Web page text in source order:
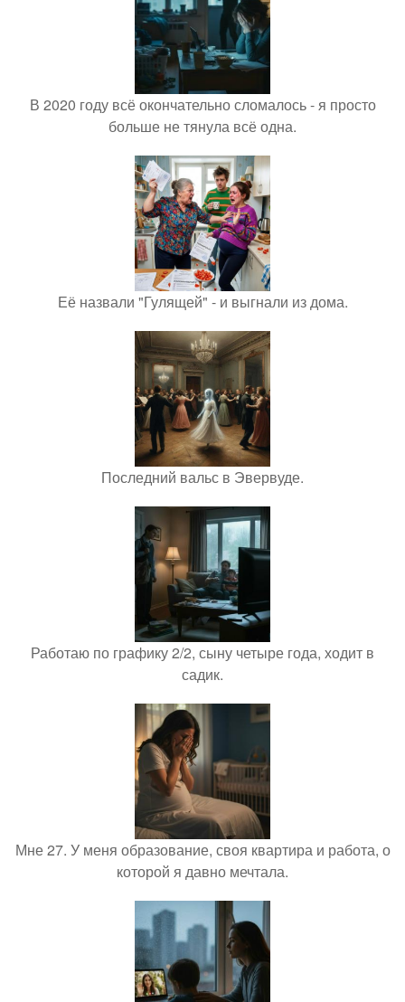
В 2020 году всё окончательно сломалось - я просто
больше не тянула всё одна.
Её назвали "Гулящей" - и выгнали из дома.
Последний вальс в Эвервуде.
Работаю по графику 2/2, сыну четыре года, ходит в
садик.
Мне 27. У меня образование, своя квартира и работа, о
которой я давно мечтала.